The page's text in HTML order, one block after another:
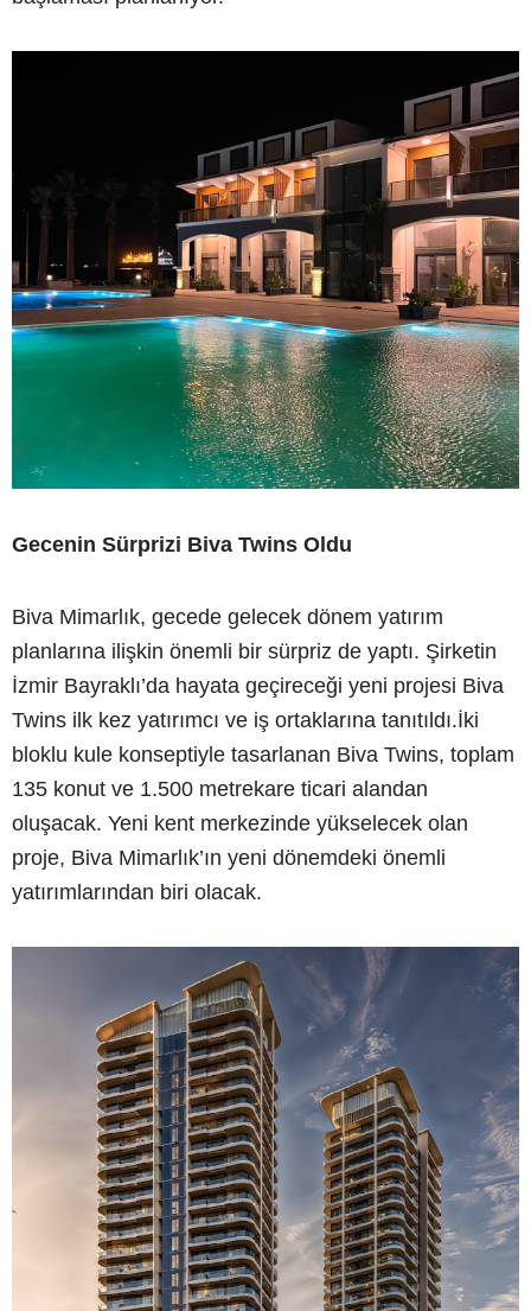
Gecenin Sürprizi Biva Twins Oldu
Biva Mimarlık, gecede gelecek dönem yatırım
planlarına ilişkin önemli bir sürpriz de yaptı. Şirketin
İzmir Bayraklı’da hayata geçireceği yeni projesi Biva
Twins ilk kez yatırımcı ve iş ortaklarına tanıtıldı.İki
bloklu kule konseptiyle tasarlanan Biva Twins, toplam
135 konut ve 1.500 metrekare ticari alandan
oluşacak. Yeni kent merkezinde yükselecek olan
proje, Biva Mimarlık’ın yeni dönemdeki önemli
yatırımlarından biri olacak.